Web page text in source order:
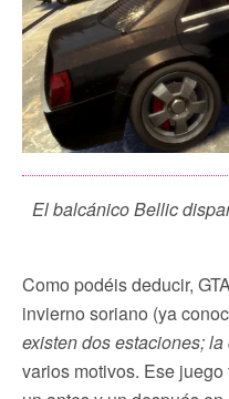
El balcánico Bellic
Como podéis deducir,
invierno soriano (ya
existen dos estaciones;
varios motivos. Ese